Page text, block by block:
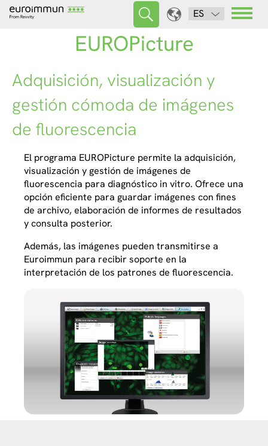
ES
EUROPicture
Adquisición, visualización y
gestión cómoda de imágenes
de fluorescencia
El programa EUROPicture permite la adquisición,
visualización y gestión de imágenes de
fluorescencia para diagnóstico in vitro. Ofrece una
opción eficiente para guardar imágenes con fines
de archivo, elaboración de informes de resultados
y consulta posterior.
Además, las imágenes pueden transmitirse a
Euroimmun para recibir soporte en la
interpretación de los patrones de fluorescencia.